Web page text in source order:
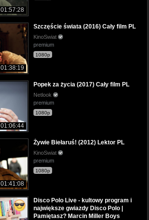
01:57:28
01:38:19
Szczęście świata (2016) Cały film PL
KinoSwiat
premium
1080p
01:06:44
Popek za życia (2017) Cały film PL
Netlook
premium
1080p
01:41:08
Żywie Biełaruś! (2012) Lektor PL
KinoSwiat
premium
1080p
Disco Polo Live - kultowy program i
największe gwiazdy Disco Polo |
Pamiętasz? Marcin Miller Boys